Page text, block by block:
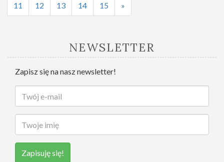
11 12 13 14 15 »
NEWSLETTER
Zapisz się na nasz newsletter!
Zapisuję się!